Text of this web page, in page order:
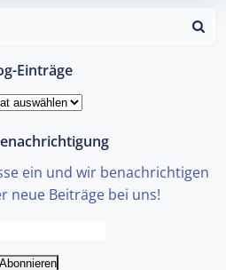
Einträge
ein und wir benachrichtigen
neue Beiträge bei uns!